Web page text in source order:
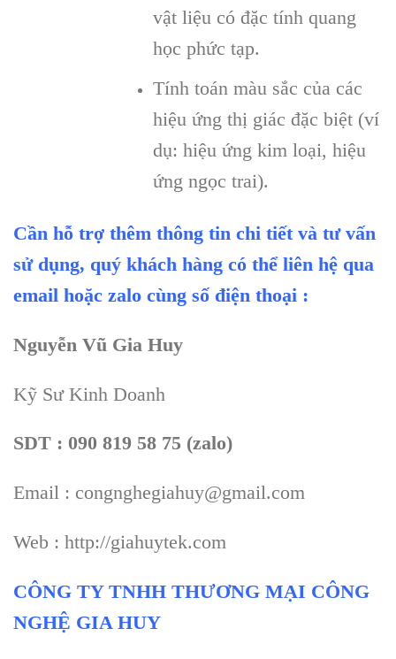
vật liệu có đặc tính quang
học phức tạp.
Tính toán màu sắc của các
hiệu ứng thị giác đặc biệt (ví
dụ: hiệu ứng kim loại, hiệu
ứng ngọc trai).
Cần hỗ trợ thêm thông tin chi tiết và tư vấn
sử dụng, quý khách hàng có thể liên hệ qua
email hoặc zalo cùng số điện thoại :
Nguyễn Vũ Gia Huy
Kỹ Sư Kinh Doanh
SDT : 090 819 58 75 (zalo)
Email : congnghegiahuy@gmail.com
Web : http://giahuytek.com
CÔNG TY TNHH THƯƠNG MẠI CÔNG
NGHỆ GIA HUY